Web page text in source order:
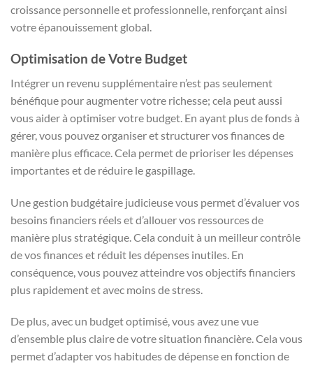
croissance personnelle et professionnelle, renforçant ainsi
votre épanouissement global.
Optimisation de Votre Budget
Intégrer un revenu supplémentaire n’est pas seulement
bénéfique pour augmenter votre richesse; cela peut aussi
vous aider à optimiser votre budget. En ayant plus de fonds à
gérer, vous pouvez organiser et structurer vos finances de
manière plus efficace. Cela permet de prioriser les dépenses
importantes et de réduire le gaspillage.
Une gestion budgétaire judicieuse vous permet d’évaluer vos
besoins financiers réels et d’allouer vos ressources de
manière plus stratégique. Cela conduit à un meilleur contrôle
de vos finances et réduit les dépenses inutiles. En
conséquence, vous pouvez atteindre vos objectifs financiers
plus rapidement et avec moins de stress.
De plus, avec un budget optimisé, vous avez une vue
d’ensemble plus claire de votre situation financière. Cela vous
permet d’adapter vos habitudes de dépense en fonction de